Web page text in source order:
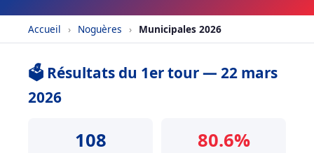
Accueil › Noguères › Municipales 2026
🗳️ Résultats du 1er tour — 22 mars
2026
108 80.6%